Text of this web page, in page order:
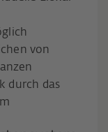
von
durch das